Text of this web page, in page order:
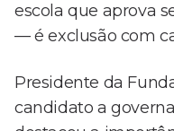
escola que aprova
— é exclusão com
Presidente da
candidato a